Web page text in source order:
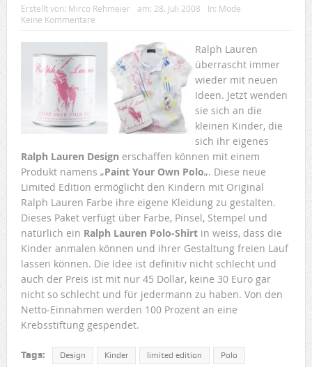
Erstellt von: Mirco Rehmeier am: 28. Juli 2008 In: Mode
Keine Kommentare
Ralph Lauren
überrascht immer
wieder mit neuen
Ideen. Jetzt wenden
sie sich an die
kleinen Kinder, die
sich ihr eigenes
Ralph Lauren Design erschaffen können mit einem
Produkt namens „Paint Your Own Polo„. Diese neue
Limited Edition ermöglicht den Kindern mit Original
Ralph Lauren Farbe ihre eigene Kleidung zu gestalten.
Dieses Paket verfügt über Farbe, Pinsel, Stempel und
natürlich ein Ralph Lauren Polo-Shirtin weiss, dass die
Kinder anmalen können und ihrer Gestaltung freien Lauf
lassen können. Die Idee ist definitiv nicht schlecht und
auch der Preis ist mit nur 45 Dollar, keine 30 Euro gar
nicht so schlecht und für jedermann zu haben. Von den
Netto-Einnahmen werden 100 Prozent an eine
Krebsstiftung gespendet.
Tags: Design Kinder limited edition Polo